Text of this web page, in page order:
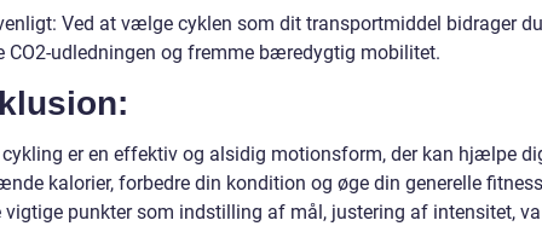
Ved at vælge cyklen som dit transportmiddel bidrager
CO2-udledningen og fremme bæredygtig mobilitet.
er en effektiv og alsidig motionsform, der kan hjælpe
kalorier, forbedre din kondition og øge din generelle
vigtige punkter som indstilling af mål, justering af intensitet,